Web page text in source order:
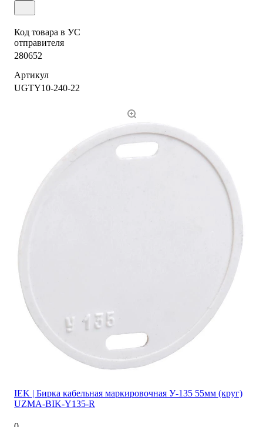
Код товара в УС
отправителя
280652
Артикул
UGTY10-240-22
IEK | Бирка кабельная маркировочная У-135 55мм (круг)
UZMA-BIK-Y135-R